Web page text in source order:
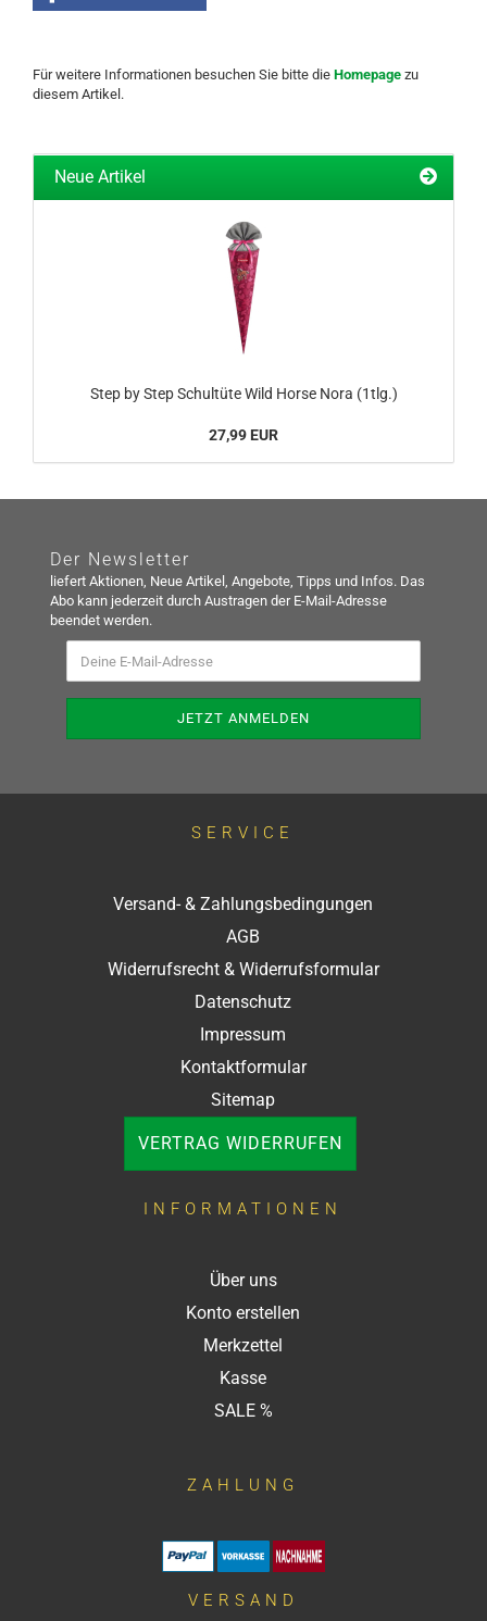
Für weitere Informationen besuchen Sie bitte die Homepage zu
diesem Artikel.
Neue Artikel
Step by Step Schultüte Wild Horse Nora (1tlg.)
27,99 EUR
Der Newsletter
liefert Aktionen, Neue Artikel, Angebote, Tipps und Infos. Das
Abo kann jederzeit durch Austragen der E-Mail-Adresse
beendet werden.
SERVICE
Versand- & Zahlungsbedingungen
AGB
Widerrufsrecht & Widerrufsformular
Datenschutz
Impressum
Kontaktformular
Sitemap
VERTRAG WIDERRUFEN
INFORMATIONEN
Über uns
Konto erstellen
Merkzettel
Kasse
SALE %
ZAHLUNG
VERSAND